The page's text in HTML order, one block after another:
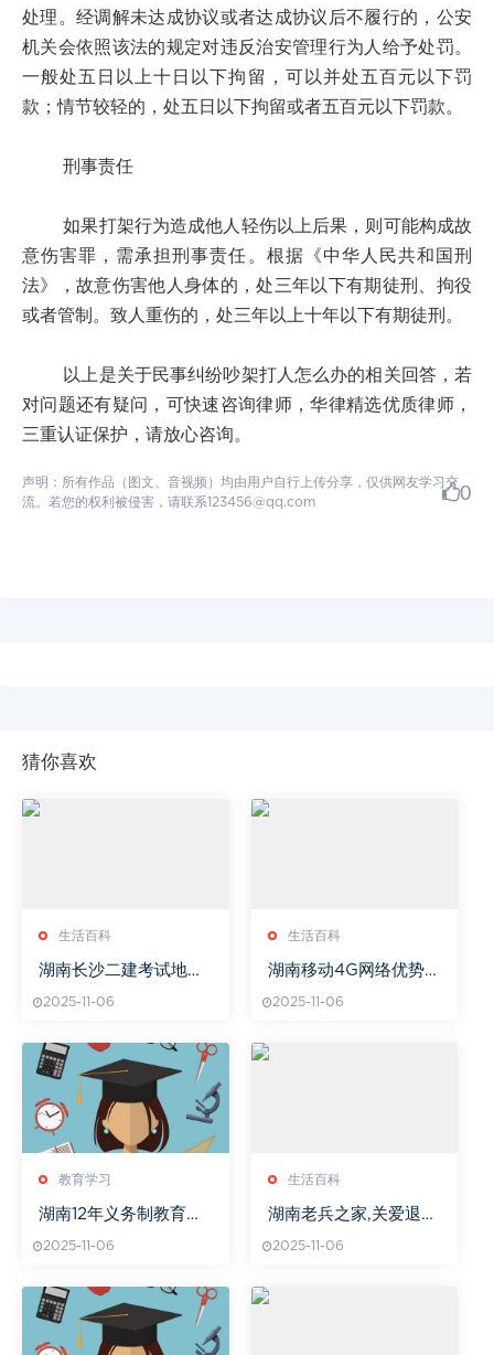
处理。经调解未达成协议或者达成协议后不履行的，公安
机关会依照该法的规定对违反治安管理行为人给予处罚。
一般处五日以上十日以下拘留，可以并处五百元以下罚
款；情节较轻的，处五日以下拘留或者五百元以下罚款。
刑事责任
如果打架行为造成他人轻伤以上后果，则可能构成故
意伤害罪，需承担刑事责任。根据《中华人民共和国刑
法》，故意伤害他人身体的，处三年以下有期徒刑、拘役
或者管制。致人重伤的，处三年以上十年以下有期徒刑。
以上是关于民事纠纷吵架打人怎么办的相关回答，若
对问题还有疑问，可快速咨询律师，华律精选优质律师，
三重认证保护，请放心咨询。
声明：所有作品（图文、音视频）均由用户自行上传分享，仅供网友学习交
流。若您的权利被侵害，请联系123456@qq.com
0
猜你喜欢
生活百科
湖南长沙二建考试地点
2025-11-06
生活百科
湖南移动4G网络优势与
2025-11-06
教育学习
湖南12年义务制教育实
2025-11-06
生活百科
湖南老兵之家,关爱退役
活动解析
2025-11-06